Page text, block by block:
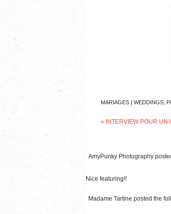
MARIAGES | WEDDINGS
« INTERVIEW POUR UN
AmyPunky Photography
Nice featuring!!
Madame Tartine posted the